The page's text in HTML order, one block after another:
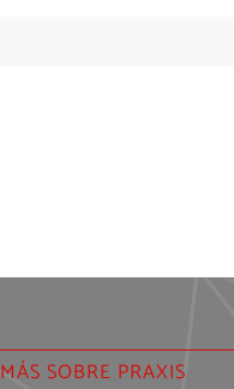
SOBRE PRAXIS